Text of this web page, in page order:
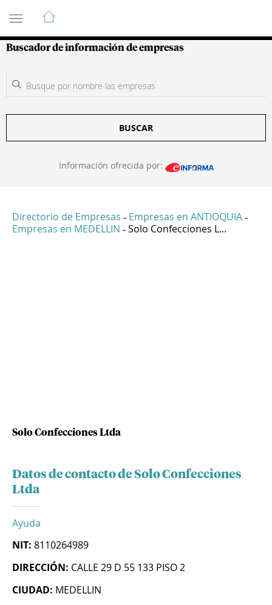
Guía de Empresas Colombianas
Buscador de información de empresas
BUSCAR
Información ofrecida por:
Directorio de Empresas - Empresas en ANTIOQUIA -
Empresas en MEDELLIN - Solo Confecciones L...
Solo Confecciones Ltda
Datos de contacto de Solo Confecciones
Ltda
Ayuda
NIT: 8110264989
DIRECCIÓN: CALLE 29 D 55 133 PISO 2
CIUDAD: MEDELLIN